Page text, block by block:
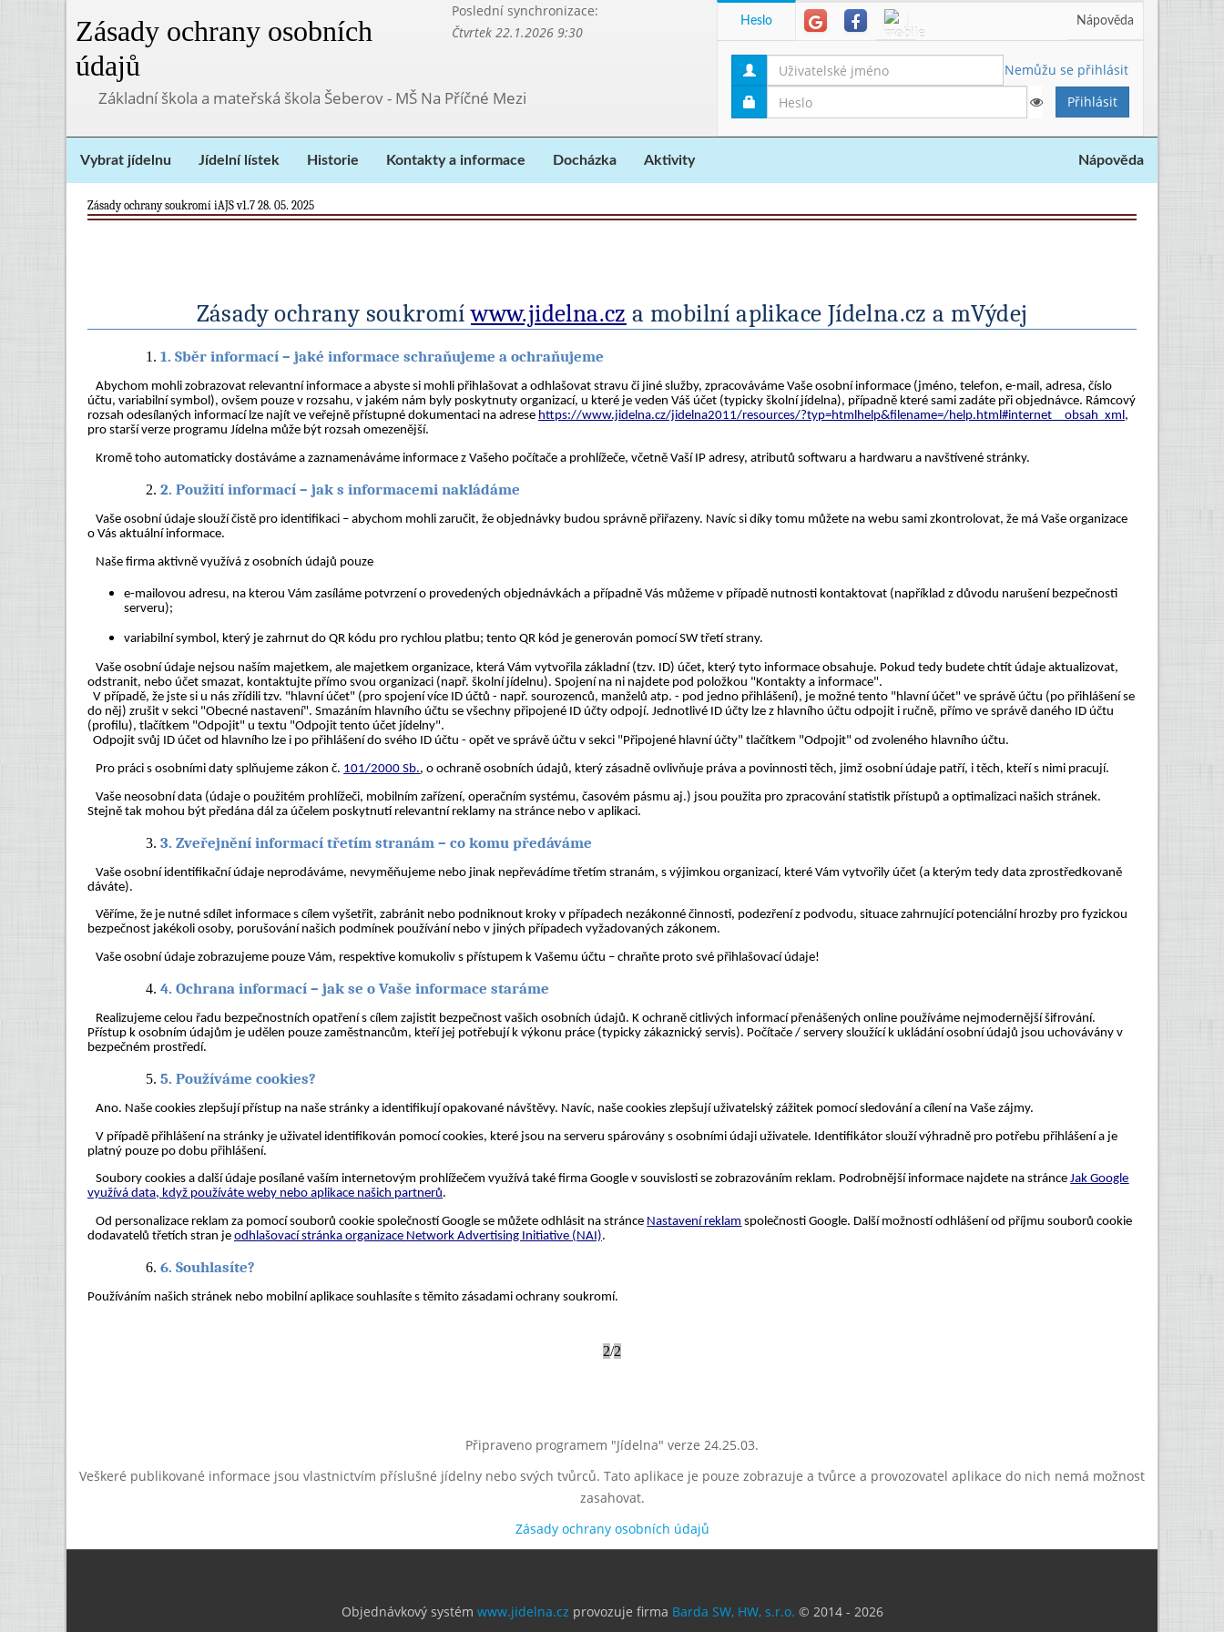
Zásady ochrany osobních
údajů
Poslední synchronizace:
Čtvrtek 22.1.2026 9:30
Základní škola a mateřská škola Šeberov - MŠ Na Příčné Mezi
Heslo Nápověda
Nemůžu se přihlásit
Vybrat jídelnu Jídelní lístek Historie Kontakty a informace Docházka Aktivity Nápověda
Připraveno programem "Jídelna" verze 24.25.03.
Veškeré publikované informace jsou vlastnictvím příslušné jídelny nebo svých tvůrců. Tato aplikace je pouze zobrazuje a tvůrce a provozovatel aplikace do nich nemá možnost
zasahovat.
Zásady ochrany osobních údajů
Objednávkový systém www.jidelna.cz provozuje firma Barda SW, HW, s.r.o. © 2014 - 2026